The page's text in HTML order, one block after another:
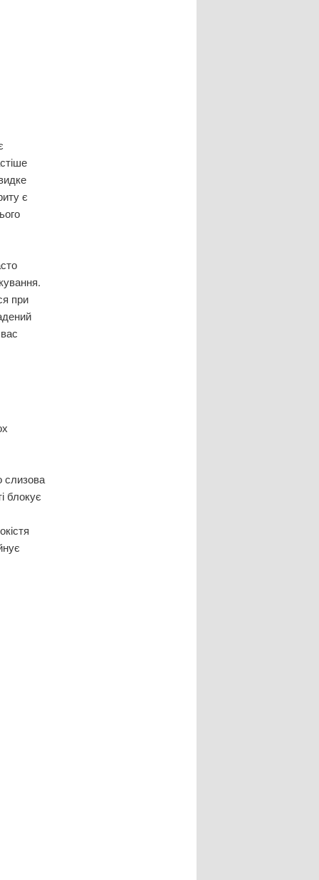
є
при
слизова
блокує